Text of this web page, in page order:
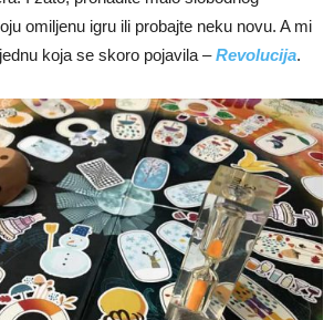
omiljenu igru ili probajte neku novu. A mi
koja se skoro pojavila –Revolucija.